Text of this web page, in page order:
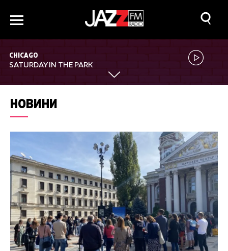
CHICAGO
SATURDAY IN THE PARK
НОВИНИ